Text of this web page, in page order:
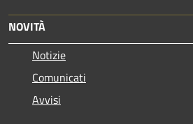
NOVITÀ
Notizie
Comunicati
Avvisi